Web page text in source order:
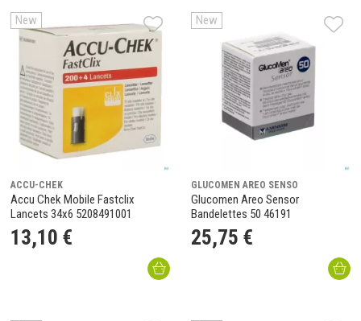
New
ACCU-CHEK
Accu Chek Mobile Fastclix
Lancets 34x6 5208491001
13,10 €
New
GLUCOMEN AREO SENSO
Glucomen Areo Sensor
Bandelettes 50 46191
25,75 €